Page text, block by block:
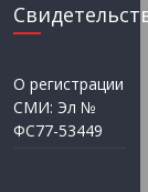
О регистрации
СМИ: Эл №
ФС77-53449